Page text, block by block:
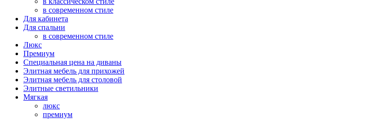
в современном стиле
Для кабинета
Для спальни
в современном стиле
Люкс
Премиум
Специальная цена на диваны
Элитная мебель для прихожей
Элитная мебель для столовой
Элитные светильники
Мягкая
люкс
премиум